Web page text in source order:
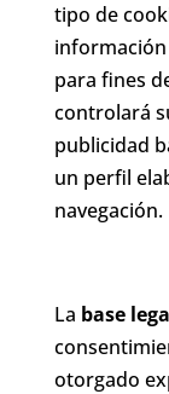
tipo de
información
para fines
controlará
publicidad
un perfil
navegación.
La base
otorgado